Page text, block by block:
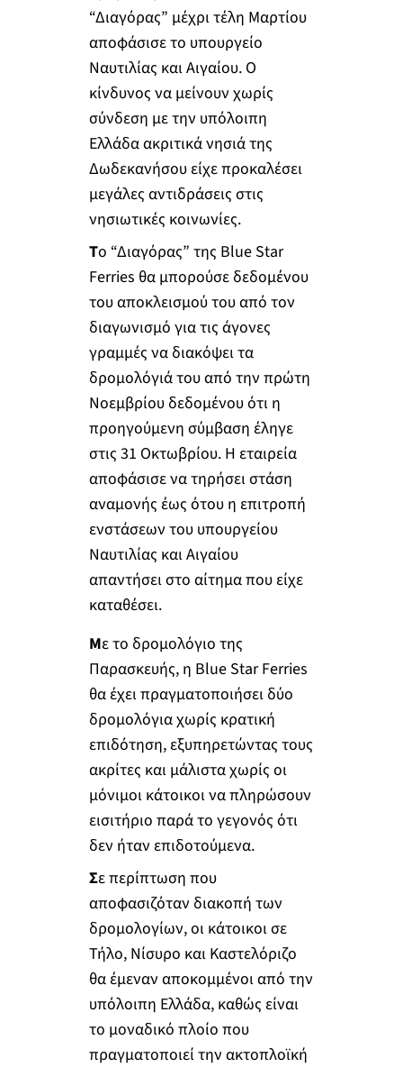
“Διαγόρας” μέχρι τέλη Μαρτίου
αποφάσισε το υπουργείο
Ναυτιλίας και Αιγαίου. Ο
κίνδυνος να μείνουν χωρίς
σύνδεση με την υπόλοιπη
Ελλάδα ακριτικά νησιά της
Δωδεκανήσου είχε προκαλέσει
μεγάλες αντιδράσεις στις
νησιωτικές κοινωνίες.
Το “Διαγόρας” της Blue Star
Ferries θα μπορούσε δεδομένου
του αποκλεισμού του από τον
διαγωνισμό για τις άγονες
γραμμές να διακόψει τα
δρομολόγιά του από την πρώτη
Νοεμβρίου δεδομένου ότι η
προηγούμενη σύμβαση έληγε
στις 31 Οκτωβρίου. Η εταιρεία
αποφάσισε να τηρήσει στάση
αναμονής έως ότου η επιτροπή
ενστάσεων του υπουργείου
Ναυτιλίας και Αιγαίου
απαντήσει στο αίτημα που είχε
καταθέσει.
Με το δρομολόγιο της
Παρασκευής, η Blue Star Ferries
θα έχει πραγματοποιήσει δύο
δρομολόγια χωρίς κρατική
επιδότηση, εξυπηρετώντας τους
ακρίτες και μάλιστα χωρίς οι
μόνιμοι κάτοικοι να πληρώσουν
εισιτήριο παρά το γεγονός ότι
δεν ήταν επιδοτούμενα.
Σε περίπτωση που
αποφασιζόταν διακοπή των
δρομολογίων, οι κάτοικοι σε
Τήλο, Νίσυρο και Καστελόριζο
θα έμεναν αποκομμένοι από την
υπόλοιπη Ελλάδα, καθώς είναι
το μοναδικό πλοίο που
πραγματοποιεί την ακτοπλοϊκή